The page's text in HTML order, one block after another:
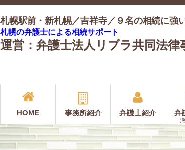
札幌駅前・新札幌／吉祥寺／９名の相続に強
札幌の弁護士による相続サポート
運営：弁護士法人リブラ共同法律
HOME 事務所紹介 弁護士紹介 弁
（